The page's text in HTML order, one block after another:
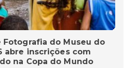
Fotografia do Museu do
abre inscrições com
na Copa do Mundo